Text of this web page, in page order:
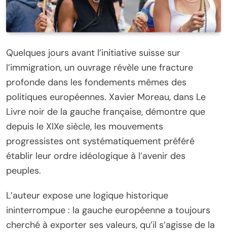
Quelques jours avant l’initiative suisse sur
l’immigration, un ouvrage révèle une fracture
profonde dans les fondements mêmes des
politiques européennes. Xavier Moreau, dans Le
Livre noir de la gauche française, démontre que
depuis le XIXe siècle, les mouvements
progressistes ont systématiquement préféré
établir leur ordre idéologique à l’avenir des
peuples.
L’auteur expose une logique historique
ininterrompue : la gauche européenne a toujours
cherché à exporter ses valeurs, qu’il s’agisse de la